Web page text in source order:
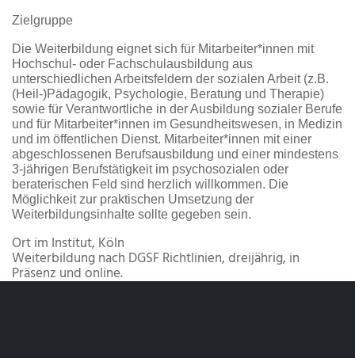
Zielgruppe
Die Weiterbildung eignet sich für Mitarbeiter*innen mit
Hochschul- oder Fachschulausbildung aus
unterschiedlichen Arbeitsfeldern der sozialen Arbeit (z.B.
(Heil-)Pädagogik, Psychologie, Beratung und Therapie)
sowie für Verantwortliche in der Ausbildung sozialer Berufe
und für Mitarbeiter*innen im Gesundheitswesen, in Medizin
und im öffentlichen Dienst. Mitarbeiter*innen mit einer
abgeschlossenen Berufsausbildung und einer mindestens
3-jährigen Berufstätigkeit im psychosozialen oder
beraterischen Feld sind herzlich willkommen. Die
Möglichkeit zur praktischen Umsetzung der
Weiterbildungsinhalte sollte gegeben sein.
Ortim Institut, Köln
Weiterbildung nach DGSF Richtlinien, dreijährig, in
Präsenz und online.